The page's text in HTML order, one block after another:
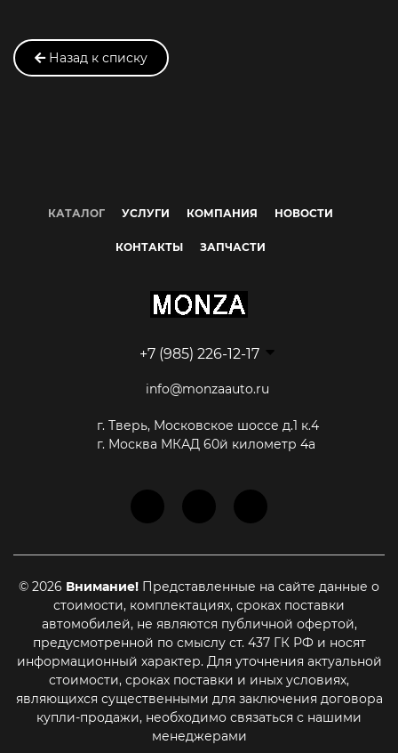
Назад к списку
КАТАЛОГ УСЛУГИ КОМПАНИЯ НОВОСТИ
КОНТАКТЫ ЗАПЧАСТИ
+7 (985) 226-12-17
info@monzaauto.ru
г. Тверь, Московское шоссе д.1 к.4
г. Москва МКАД 60й километр 4а
© 2026 Внимание! Представленные на сайте данные о
стоимости, комплектациях, сроках поставки
автомобилей, не являются публичной офертой,
предусмотренной по смыслу ст. 437 ГК РФ и носят
информационный характер. Для уточнения актуальной
стоимости, сроках поставки и иных условиях,
являющихся существенными для заключения договора
купли-продажи, необходимо связаться с нашими
менеджерами
Этот сайт использует cookie-файлы, чтобы помочь Вам в
навигации, а также для предоставления лучшего
пользовательского опыта и анализа использования наших